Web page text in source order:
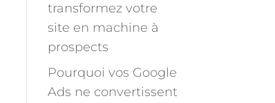
transformez votre
site en machine à
prospects
Pourquoi vos Google
Ads ne convertissent